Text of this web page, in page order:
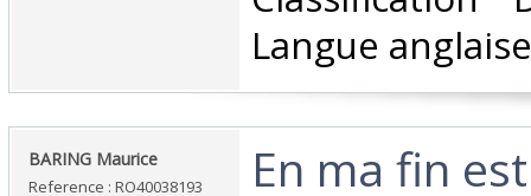
Langue
‎BARING Maurice‎
Reference : RO40038193
‎En ma fin